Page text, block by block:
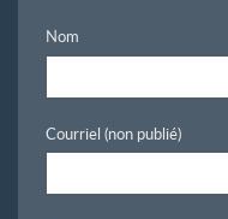
Nom
Courriel (non publié)